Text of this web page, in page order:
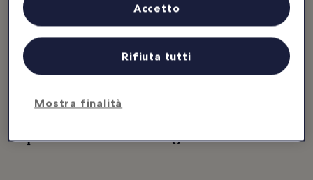
Cipro
Se c'è una destinazione per le
vacanze che riesce a mettere
famiglie, è proprio Cipro. Un'isola
Le 10 migliori
spiagge di Cipro
Le radici antiche, il sole che
di un buon motivo per essere una
Cipro: cerca nelle categorie
Mostra finalità
Rifiuta tutti
Accetto